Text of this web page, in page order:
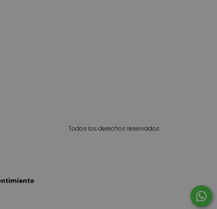
Todos los derechos reservados.